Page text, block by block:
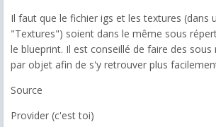
Il faut que le fichier igs et les textures (dans
"Textures") soient dans le même sous
le blueprint. Il est conseillé de faire des
par objet afin de s'y retrouver plus
Source
Provider (c'est toi)